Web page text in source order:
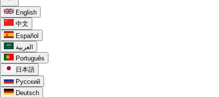
English
中文
Español
العربية
Português
日本語
Русский
Deutsch